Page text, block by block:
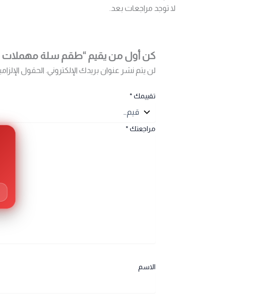
لا توجد مراجعات بعد.
كن أول من يقيم “طقم سلة مهملات
لن يتم نشر عنوان بريدك الإلكتروني. الحقول
تقييمك*
مراجعتك*
الاسم